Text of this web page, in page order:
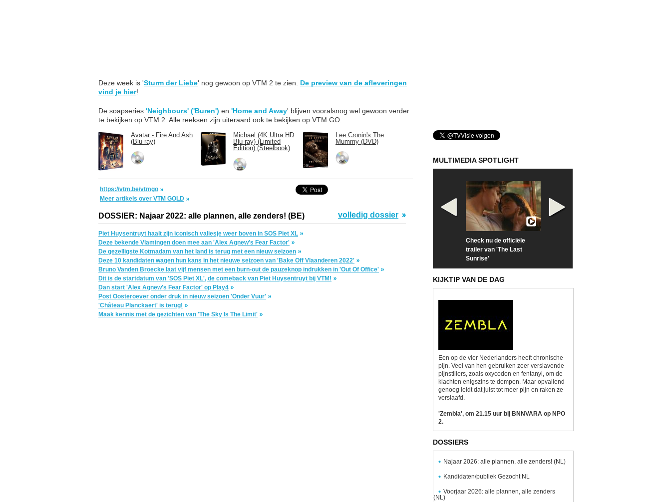
Deze week is 'Sturm der Liebe' nog gewoon op VTM 2 te zien. De preview van de afleveringen
vind je hier!
De soapseries 'Neighbours' ('Buren') en 'Home and Away' blijven vooralsnog wel gewoon verder
te bekijken op VTM 2. Alle reeksen zijn uiteraard ook te bekijken op VTM GO.
Avatar - Fire And Ash
(Blu-ray)
Michael (4K Ultra HD
Blu-ray) (Limited
Edition) (Steelbook)
Lee Cronin's The
Mummy (DVD)
https://vtm.be/vtmgo
Meer artikels over VTM GOLD
DOSSIER: Najaar 2022: alle plannen, alle zenders! (BE) volledig dossier
Piet Huysentruyt haalt zijn iconisch valiesje weer boven in SOS Piet XL
Deze bekende Vlamingen doen mee aan 'Alex Agnew's Fear Factor'
De gezelligste Kotmadam van het land is terug met een nieuw seizoen
Deze 10 kandidaten wagen hun kans in het nieuwe seizoen van 'Bake Off Vlaanderen 2022'
Bruno Vanden Broecke laat vijf mensen met een burn-out de pauzeknop indrukken in 'Out Of Office'
Dit is de startdatum van 'SOS Piet XL', de comeback van Piet Huysentruyt bij VTM!
Dan start 'Alex Agnew's Fear Factor' op Play4
Post Oosteroever onder druk in nieuw seizoen 'Onder Vuur'
'Château Planckaert' is terug!
Maak kennis met de gezichten van 'The Sky Is The Limit'
MULTIMEDIA SPOTLIGHT
Check nu de officiële
trailer van 'The Last
Sunrise'
KIJKTIP VAN DE DAG
Een op de vier Nederlanders heeft chronische
pijn. Veel van hen gebruiken zeer verslavende
pijnstillers, zoals oxycodon en fentanyl, om de
klachten enigszins te dempen. Maar opvallend
genoeg leidt dat juist tot meer pijn en raken ze
verslaafd.
'Zembla', om 21.15 uur bij BNNVARA op NPO
2.
DOSSIERS
Najaar 2026: alle plannen, alle zenders! (NL)
Kandidaten/publiek Gezocht NL
Voorjaar 2026: alle plannen, alle zenders
(NL)